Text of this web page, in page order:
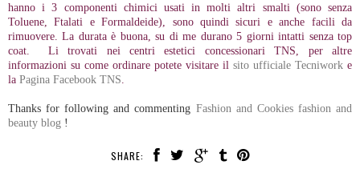
hanno i 3 componenti chimici usati in molti altri smalti (sono senza
Toluene, Ftalati e Formaldeide), sono quindi sicuri e anche facili da
rimuovere. La durata è buona, su di me durano 5 giorni intatti senza top
coat. Li trovati nei centri estetici concessionari TNS, per altre
informazioni su come ordinare potete visitare il sito ufficiale Tecniwork e
la Pagina Facebook TNS
Thanks for following and commenting Fashion and Cookies fashion and
beauty blog !
SHARE: